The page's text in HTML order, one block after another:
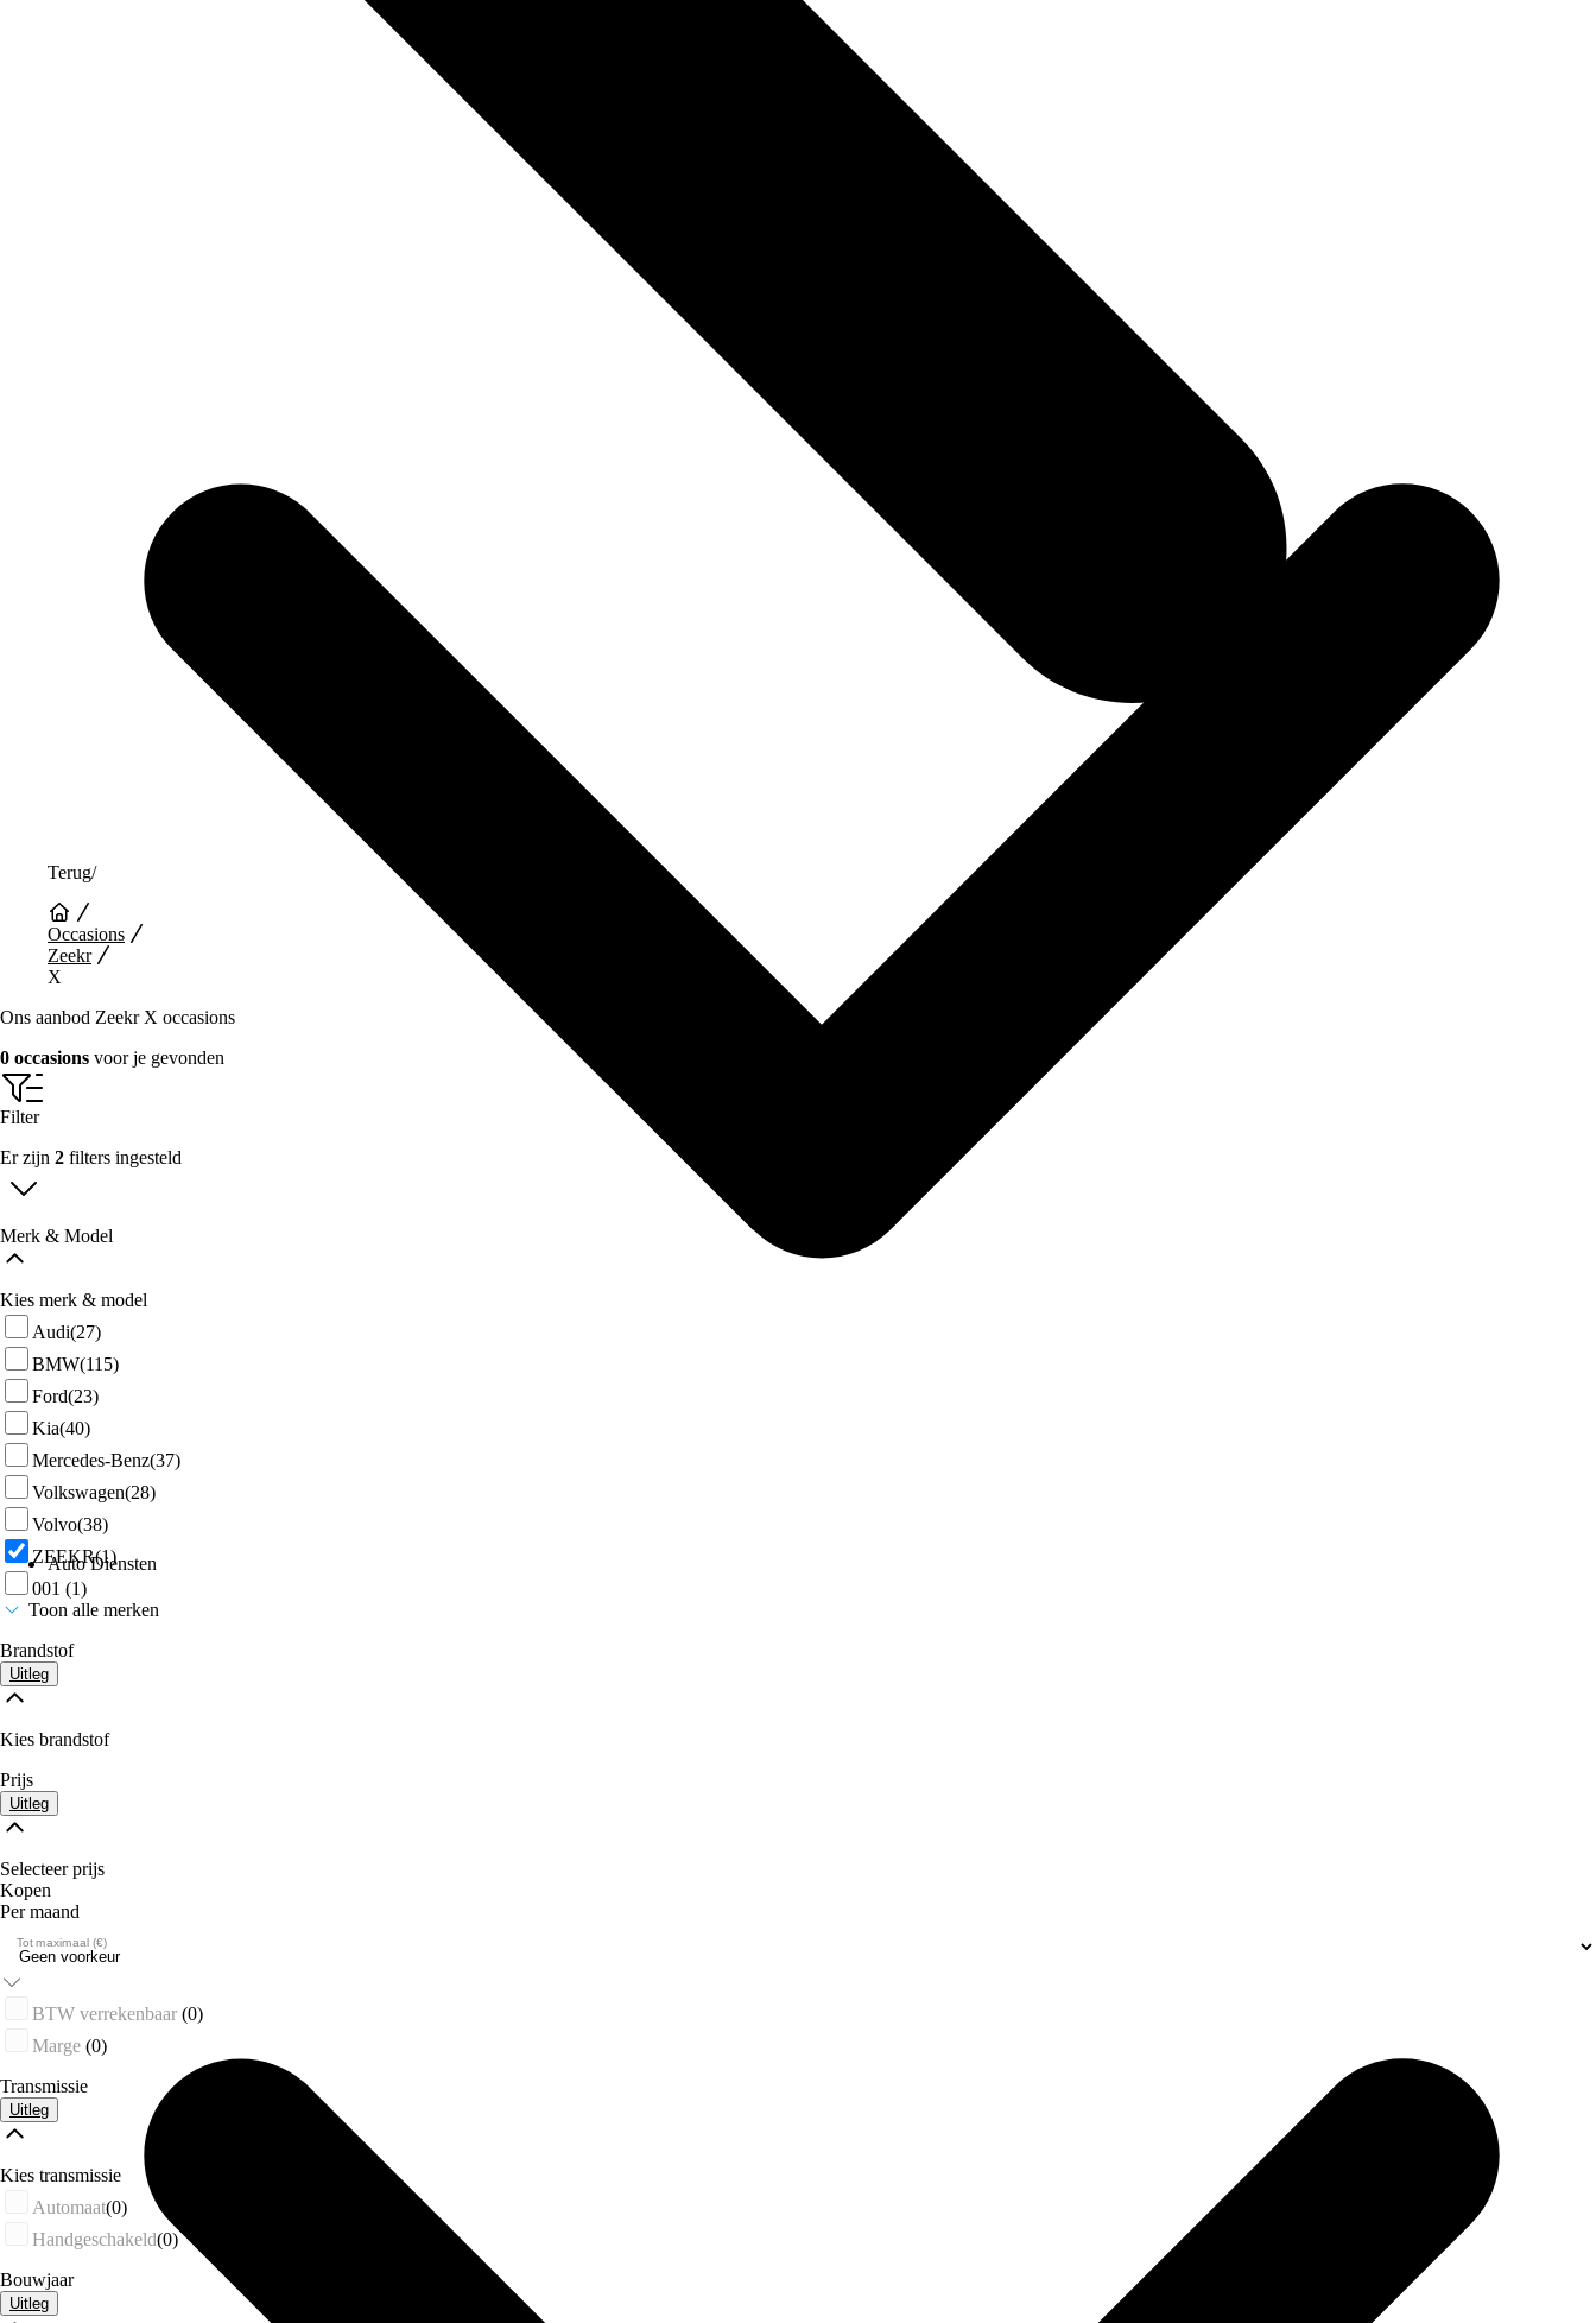
Auto Diensten
Terug/
Occasions
Zeekr
X
Ons aanbod Zeekr X occasions
0 occasions voor je gevonden
Filter
Er zijn 2 filters ingesteld
Merk & Model
Kies merk & model
Audi(27)
BMW(115)
Ford(23)
Kia(40)
Mercedes-Benz(37)
Volkswagen(28)
Volvo(38)
ZEEKR(1)
001 (1)
Toon alle merken
Brandstof
Uitleg
Kies brandstof
Prijs
Uitleg
Selecteer prijs
Kopen
Per maand
Tot maximaal (€)
BTW verrekenbaar (0)
Marge (0)
Transmissie
Uitleg
Kies transmissie
Automaat(0)
Handgeschakeld(0)
Bouwjaar
Uitleg